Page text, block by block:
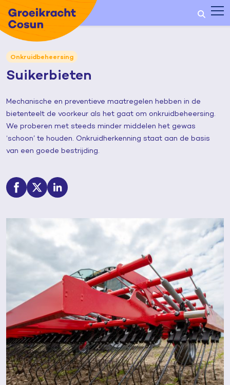
Onkruidbeheersing
Suikerbieten
Mechanische en preventieve maatregelen hebben in de
bietenteelt de voorkeur als het gaat om onkruidbeheersing.
We proberen met steeds minder middelen het gewas
‘schoon’ te houden. Onkruidherkenning staat aan de basis
van een goede bestrijding.